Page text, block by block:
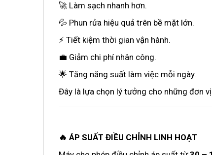
🚀 Làm sạch nhanh hơn.
💦 Phun rửa hiệu quả trên bề mặt lớn.
⚡ Tiết kiệm thời gian vận hành.
💼 Giảm chi phí nhân công.
🌟 Tăng năng suất làm việc mỗi ngày.
Đây là lựa chọn lý tưởng cho những đơn
🔥 ÁP SUẤT ĐIỀU CHỈNH LINH HOẠT